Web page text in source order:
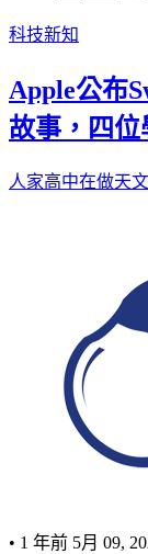
科技新知
Apple公布
故事，四
人家高中在做天
• 1 年前 5月 09,